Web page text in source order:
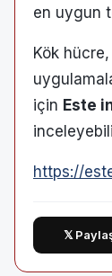
en uygun
Kök
için Este
https://
𝕏